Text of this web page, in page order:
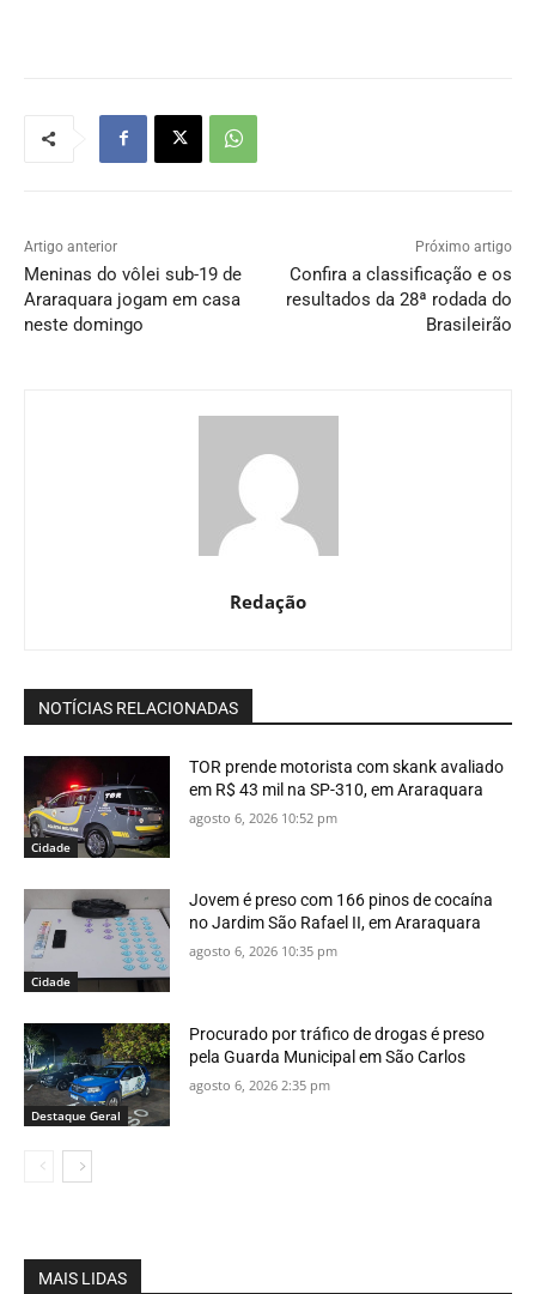
Artigo anterior
Meninas do vôlei sub-19 de
Araraquara jogam em casa
neste domingo
Próximo artigo
Confira a classificação e os
resultados da 28ª rodada do
Brasileirão
Redação
NOTÍCIAS RELACIONADAS
Cidade
TOR prende motorista com skank avaliado
em R$ 43 mil na SP-310, em Araraquara
agosto 6, 2026 10:52 pm
Cidade
Jovem é preso com 166 pinos de cocaína
no Jardim São Rafael II, em Araraquara
agosto 6, 2026 10:35 pm
Destaque Geral
Procurado por tráfico de drogas é preso
pela Guarda Municipal em São Carlos
agosto 6, 2026 2:35 pm
MAIS LIDAS